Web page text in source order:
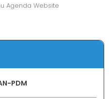
Agenda Website
PDM